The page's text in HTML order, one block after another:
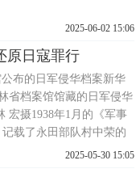
2025-06-02 15:06
原日寇罪行
布的日军侵华档案新华
省档案馆馆藏的日军侵华
宏摄1938年1月的《军事
载了永田部队村中荣的
1937年12月寄信人实施的
2025-05-30 15:05